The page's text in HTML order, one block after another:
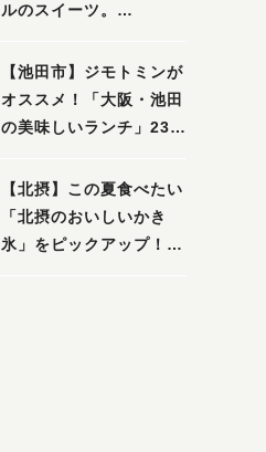
ルのスイーツ。
月3日にオープン！（教
えたい/教えて）
【池田市】ジモトミンが
オススメ！「大阪・池田
の美味しいランチ」23
【北摂】この夏食べたい
「北摂のおいしいかき
氷」をピックアップ！